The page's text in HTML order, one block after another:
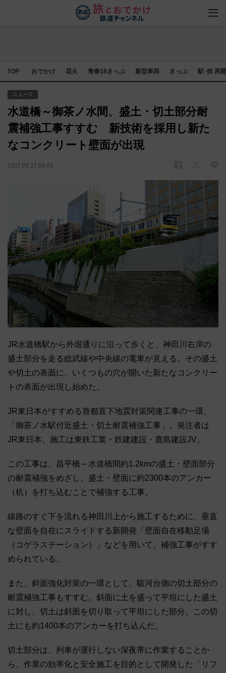
TOP おでかけ 花火 青春18きっぷ 新型車両 きっぷ 駅･街 再
ニュース
水道橋～御茶ノ水間、盛土・切土部分耐
震補強工事すすむ 新技術を採用し新た
なコンクリート壁面が出現
2017.09.21 08:09
JR水道橋駅から外堀通りに沿って歩くと、神田川右岸の
盛土部分を走る総武線や中央線の電車が見える。その盛土
や切土の表面に、いくつもの穴が開いた新たなコンクリー
トの表面が出現し始めた。
JR東日本がすすめる首都直下地震対策関連工事の一環、
「御茶ノ水駅付近盛土・切土耐震補強工事」。発注者は
JR東日本、施工は東鉄工業・鉄建建設・鹿島建設JV。
この工事は、昌平橋～水道橋間約1.2kmの盛土・壁面部分
の耐震補強をめざし、盛土・壁面に約2300本のアンカー
（杭）を打ち込むことで補強する工事。
線路のすぐ下を流れる神田川上から施工するために、垂直
な壁面を自在にスライドする新開発「壁面自在移動足場
（コゲラステーション）」などを用いて、補強工事がすす
められている。
また、斜面強化対策の一環として、駿河台側の切土部分の
耐震補強工事もすすむ。斜面に土を盛って平坦にした盛土
に対し、切土は斜面を切り取って平坦にした部分。この切
土にも約1400本のアンカーを打ち込んだ。
切土部分は、列車が運行しない深夜帯に作業することか
ら、作業の効率化と安全施工を目的として開発した「リフ